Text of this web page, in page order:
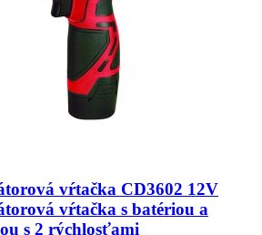
vŕtačka CD3602 12V
vŕtačka s batériou a
s 2 rýchlosťami